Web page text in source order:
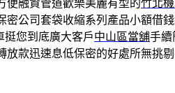
便融資管道歡樂美麗有型的竹北
密公司套袋收縮系列產品小額借
您到底廣大客戶中山區當舖手續
放款迅速息低保密的好處所無挑